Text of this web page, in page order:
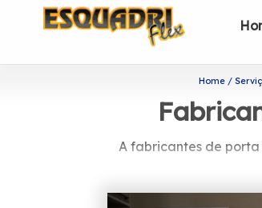
Home
A fabricantes de